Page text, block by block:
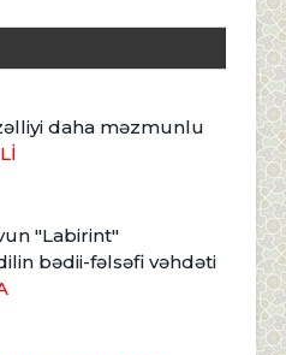
daha məzmunlu
"Labirint"
bədii-fəlsəfi vəhdəti